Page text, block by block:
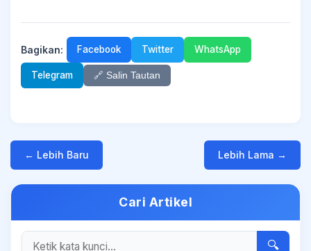
Bagikan: Facebook Twitter WhatsApp
Telegram 🔗 Salin Tautan
← Lebih Baru Lebih Lama →
Cari Artikel
🔍